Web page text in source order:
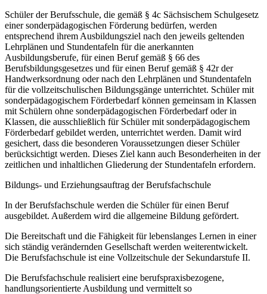
Schüler der Berufsschule, die gemäß § 4c Sächsischem Schulgesetz
einer sonderpädagogischen Förderung bedürfen, werden
entsprechend ihrem Ausbildungsziel nach den jeweils geltenden
Lehrplänen und Stundentafeln für die anerkannten
Ausbildungsberufe, für einen Beruf gemäß § 66 des
Berufsbildungsgesetzes und für einen Beruf gemäß § 42r der
Handwerksordnung oder nach den Lehrplänen und Stundentafeln
für die vollzeitschulischen Bildungsgänge unterrichtet. Schüler mit
sonderpädagogischem Förderbedarf können gemeinsam in Klassen
mit Schülern ohne sonderpädagogischen Förderbedarf oder in
Klassen, die ausschließlich für Schüler mit sonderpädagogischem
Förderbedarf gebildet werden, unterrichtet werden. Damit wird
gesichert, dass die besonderen Voraussetzungen dieser Schüler
berücksichtigt werden. Dieses Ziel kann auch Besonderheiten in der
zeitlichen und inhaltlichen Gliederung der Stundentafeln erfordern.
Bildungs- und Erziehungsauftrag der Berufsfachschule
In der Berufsfachschule werden die Schüler für einen Beruf
ausgebildet. Außerdem wird die allgemeine Bildung gefördert.
Die Bereitschaft und die Fähigkeit für lebenslanges Lernen in einer
sich ständig verändernden Gesellschaft werden weiterentwickelt.
Die Berufsfachschule ist eine Vollzeitschule der Sekundarstufe II.
Die Berufsfachschule realisiert eine berufspraxisbezogene,
handlungsorientierte Ausbildung und vermittelt so